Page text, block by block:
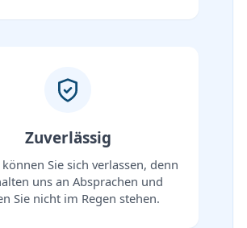
Zuverlässig
Sie sich verlassen, denn
uns an Absprachen und
Sie nicht im Regen stehen.